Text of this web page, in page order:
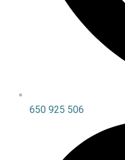
650 925 506